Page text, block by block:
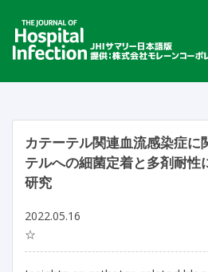
カテーテル関連血流感染症に
テルへの細菌定着と多剤耐性
研究
2022.05.16
☆